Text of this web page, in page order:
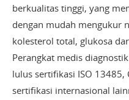
berkualitas tinggi, yang
dengan mudah mengukur
kolesterol total, glukosa
Perangkat medis
lulus sertifikasi ISO 13485,
sertifikasi internasional